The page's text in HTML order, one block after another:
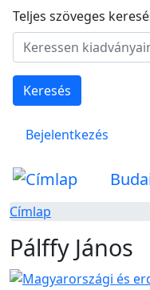
Ugrás a tartalomra
Teljes szöveges
Keresés
Felhasználói
Bejelentkezés
Címlap
Pálffy János